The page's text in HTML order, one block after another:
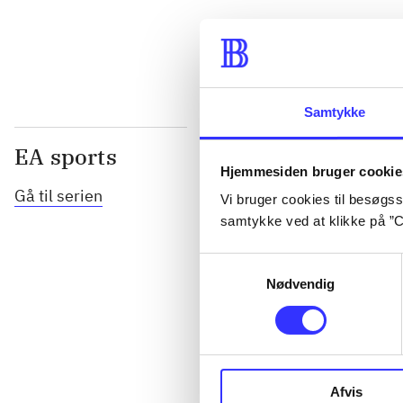
Samtykke
Hjemmesiden bruger
Vi bruger cookies til
samtykke ved at klikke på
Nødvendig
Afvis
EA sports
Gå til serien
NHL (Pc)